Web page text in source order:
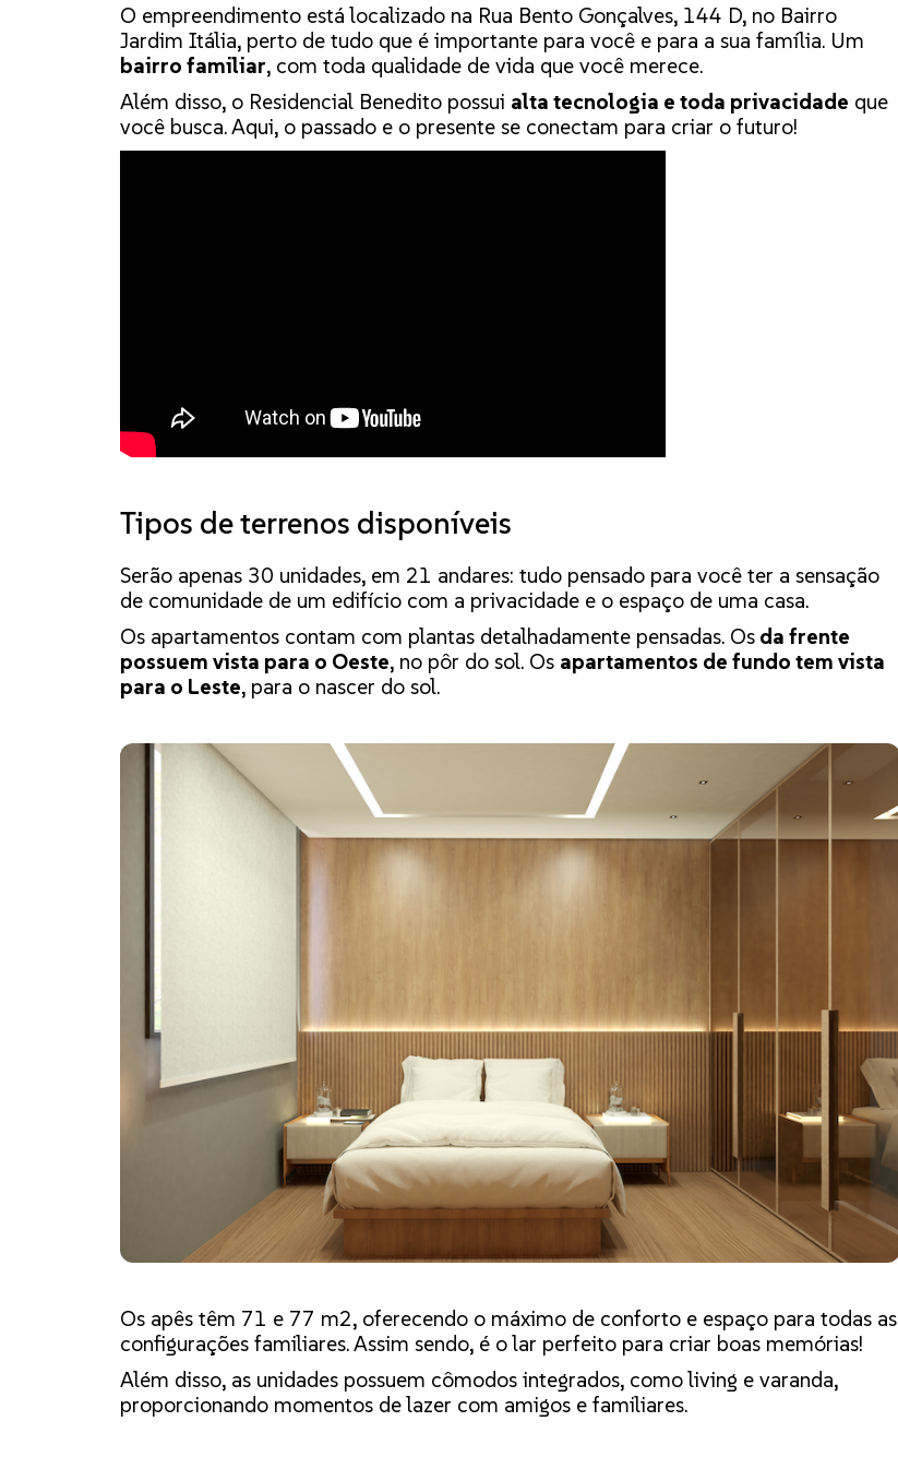
O empreendimento está localizado na Rua Bento Gonçalves, 144 D, no Bairro
Jardim Itália, perto de tudo que é importante para você e para a sua família. Um
bairro familiar, com toda qualidade de vida que você merece.
Além disso, o Residencial Benedito possui alta tecnologia e toda privacidade que
você busca. Aqui, o passado e o presente se conectam para criar o futuro!
Tipos de terrenos disponíveis
Serão apenas 30 unidades, em 21 andares: tudo pensado para você ter a sensação
de comunidade de um edifício com a privacidade e o espaço de uma casa.
Os apartamentos contam com plantas detalhadamente pensadas. Osda frente
possuem vista para o Oeste, no pôr do sol. Os apartamentos de fundo tem vista
para o Leste, para o nascer do sol.
Os apês têm 71 e 77 m2, oferecendo o máximo de conforto e espaço para todas as
configurações familiares. Assim sendo, é o lar perfeito para criar boas memórias!
Além disso, as unidades possuem cômodos integrados, como living e varanda,
proporcionando momentos de lazer com amigos e familiares.